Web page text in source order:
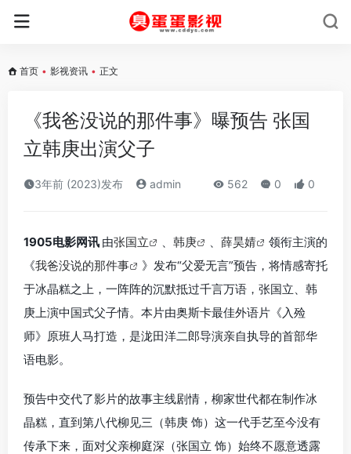
首页 • 影视资讯 • 正文
《我爸没说的那件事》曝预告 张国
立韩庚出演父子
3年前 (2023)发布 admin 562 0 0
1905电影网讯 由张国立 、 韩庚 、 薛昊婧
领衔主演的
《我爸没说的那件事
》发布“父爱无言”预告，将情感寄托
于冰晶糕之上，一阵阵的沉默抵过千言万语，张国立、韩
庚上演中国式父子情。本片由奥斯卡最佳外语片《入殓
师》原班人马打造，是泷田洋二郎导演亲自执导的首部华
语电影。
预告中交代了影片的故事主线剧情，柳家世代都在制作冰
晶糕，直到第八代柳见三（韩庚 饰）这一代手艺至今没有
传承下来，面对父亲柳庭深（张国立 饰）始终不愿意透露